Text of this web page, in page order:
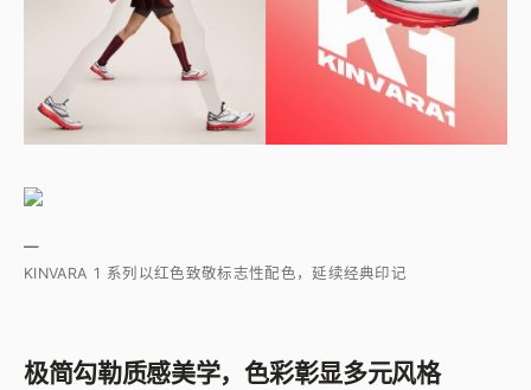
—
KINVARA 1 系列以红色致敬标志性配色，延续经典印记
极简勾勒质感美学，色彩彰显多元风格